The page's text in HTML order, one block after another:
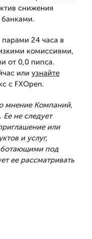
снижения
24 часа в
комиссиями,
от 0,0 пипса.
или узнайте
с FXOpen.
мнение Компаний,
не следует
или
и услуг,
под
ее рассматривать